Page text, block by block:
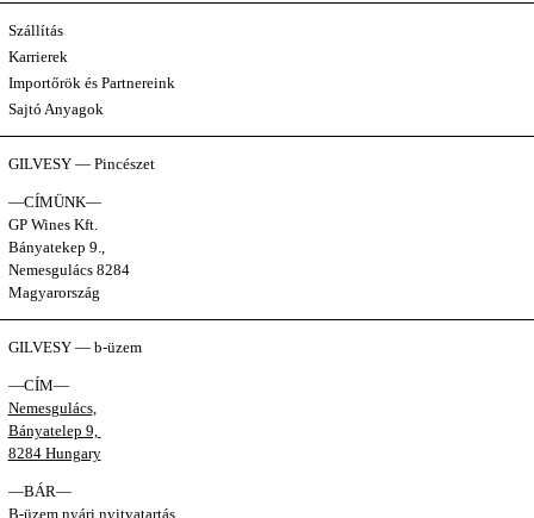
Szállítás
Karrierek
Importőrök és Partnereink
Sajtó Anyagok
GILVESY — Pincészet
—CÍMÜNK—
GP Wines Kft.
Bányatekep 9.,
Nemesgulács 8284
Magyarország
GILVESY — b-üzem
—CÍM—
Nemesgulács,
Bányatelep 9,
8284 Hungary
—BÁR—
B-üzem nyári nyitvatartás